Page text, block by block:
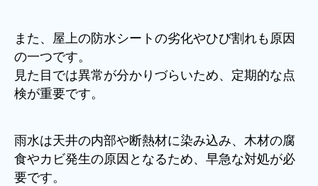
また、屋上の防水シートの劣化やひび割れも原因
の一つです。
見た目では異常が分かりづらいため、定期的な点
検が重要です。
雨水は天井の内部や断熱材に染み込み、木材の腐
食やカビ発生の原因となるため、早急な対処が必
要です。